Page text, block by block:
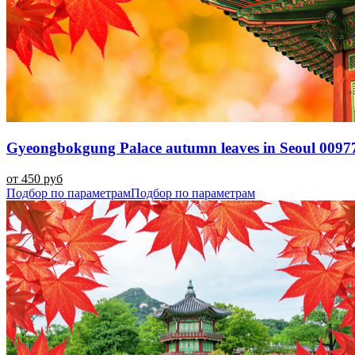
Gyeongbokgung Palace autumn leaves in Seoul
от 450 руб
Подбор по параметрамПодбор по параметрам